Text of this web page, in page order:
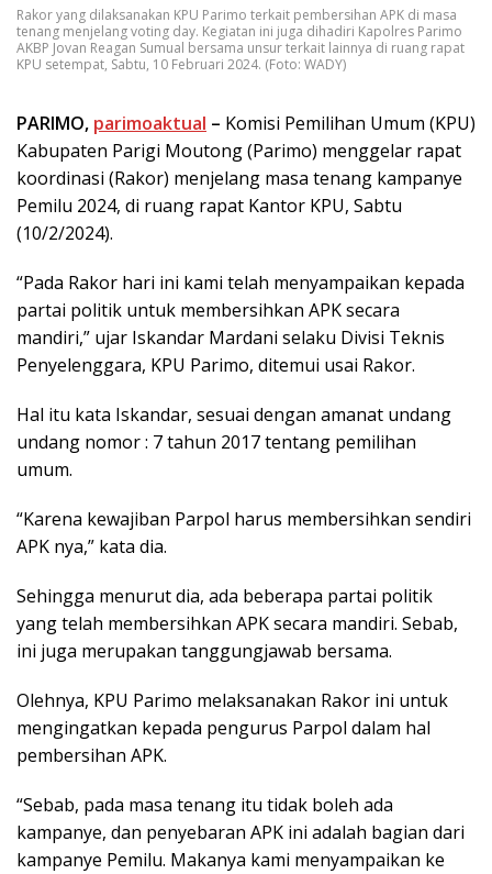
Rakor yang dilaksanakan KPU Parimo terkait pembersihan APK di masa
tenang menjelang voting day. Kegiatan ini juga dihadiri Kapolres Parimo
AKBP Jovan Reagan Sumual bersama unsur terkait lainnya di ruang rapat
KPU setempat, Sabtu, 10 Februari 2024. (Foto: WADY)
PARIMO, parimoaktual – Komisi Pemilihan Umum (KPU)
Kabupaten Parigi Moutong (Parimo) menggelar rapat
koordinasi (Rakor) menjelang masa tenang kampanye
Pemilu 2024, di ruang rapat Kantor KPU, Sabtu
(10/2/2024).
“Pada Rakor hari ini kami telah menyampaikan kepada
partai politik untuk membersihkan APK secara
mandiri,” ujar Iskandar Mardani selaku Divisi Teknis
Penyelenggara, KPU Parimo, ditemui usai Rakor.
Hal itu kata Iskandar, sesuai dengan amanat undang
undang nomor : 7 tahun 2017 tentang pemilihan
umum.
“Karena kewajiban Parpol harus membersihkan sendiri
APK nya,” kata dia.
Sehingga menurut dia, ada beberapa partai politik
yang telah membersihkan APK secara mandiri. Sebab,
ini juga merupakan tanggungjawab bersama.
Olehnya, KPU Parimo melaksanakan Rakor ini untuk
mengingatkan kepada pengurus Parpol dalam hal
pembersihan APK.
“Sebab, pada masa tenang itu tidak boleh ada
kampanye, dan penyebaran APK ini adalah bagian dari
kampanye Pemilu. Makanya kami menyampaikan ke